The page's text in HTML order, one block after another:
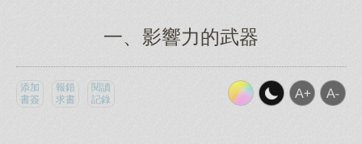
一、影響力的武器
添加
書簽
報錯
求書
閱讀
記錄